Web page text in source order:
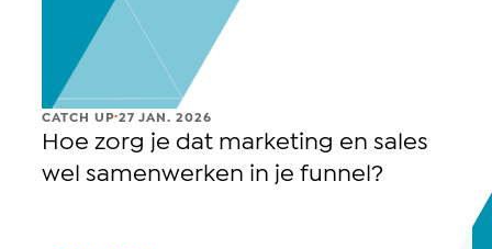
CATCH UP.27 JAN. 2026
Hoe zorg je dat marketing en sales
wel samenwerken in je funnel?